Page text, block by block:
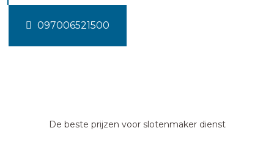
097006521500
De beste prijzen voor slotenmaker dienst